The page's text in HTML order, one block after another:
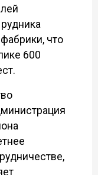
что
600